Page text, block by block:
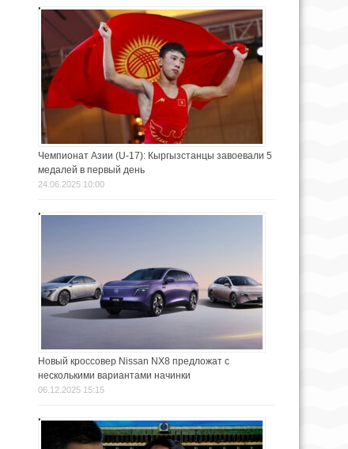
Чемпионат Азии (U-17): Кыргызстанцы завоевали 5
медалей в первый день
24.06.2025 10:00
Новый кроссовер Nissan NX8 предложат с
несколькими вариантами начинки
06.12.2025 15:15